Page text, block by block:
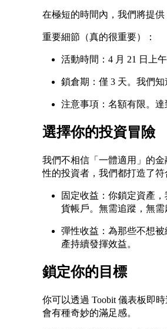
在極短的時間內，我們將提供
重要細節（真的很重要）：
活動時間：4 月 21 日上
鎖倉期：僅 3 天。我們知
注意事項：名額有限。達
選擇你的投資冒險
我們不相信「一體適用」的
性的投資者，我們都打造了符
固定收益：你鎖定資產
貨帳戶。無需追蹤，無需
彈性收益：為那些不想
產持續發揮效益。
鎖定你的目標
你可以透過 Toobit 儀表板即
會有種奇妙的滿足感。